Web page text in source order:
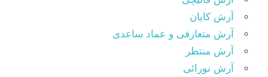
آرش کایان
آرش متعارفی و عماد ساعدی
آرش منتظر
آرش نورائی